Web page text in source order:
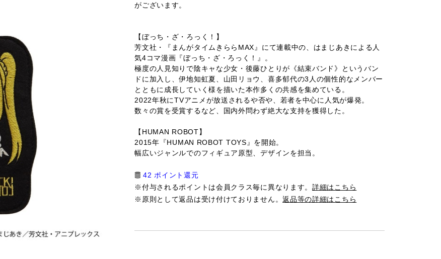
がございます。
【ぼっち・ざ・ろっく！】
芳文社・『まんがタイムきららMAX』にて連載中の、はまじあきによる人
気4コマ漫画『ぼっち・ざ・ろっく！』。
極度の人見知りで陰キャな少女・後藤ひとりが《結束バンド》というバン
ドに加入し、伊地知虹夏、山田リョウ、喜多郁代の3人の個性的なメンバー
とともに成長していく様を描いた本作多くの共感を集めている。
2022年秋にTVアニメが放送されるや否や、若者を中心に人気が爆発。
数々の賞を受賞するなど、国内外問わず絶大な支持を獲得した。
【HUMAN ROBOT】
2015年『HUMAN ROBOT TOYS』を開始。
幅広いジャンルでのフィギュア原型、デザインを担当。
42 ポイント還元
※付与されるポイントは会員クラス毎に異なります。詳細はこちら
※原則として返品は受け付けておりません。返品等の詳細はこちら